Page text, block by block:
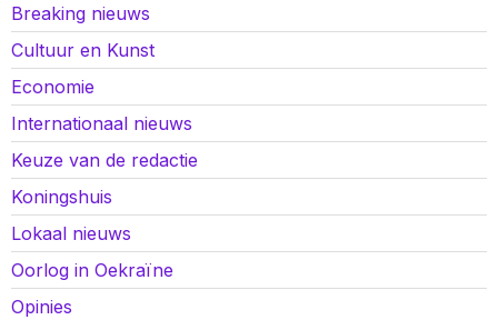
Breaking nieuws
Cultuur en Kunst
Economie
Internationaal nieuws
Keuze van de redactie
Koningshuis
Lokaal nieuws
Oorlog in Oekraïne
Opinies